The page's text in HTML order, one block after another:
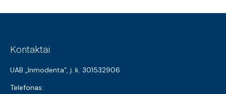
Kontaktai
UAB „Inmodenta“, į. k. 301532906
Telefonas: